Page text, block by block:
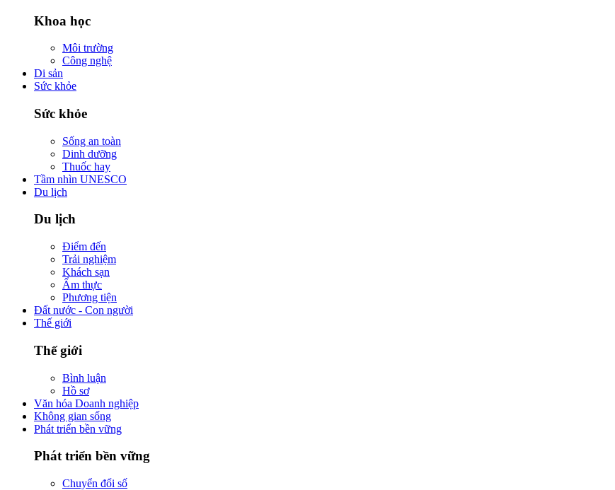
Khoa học
Môi trường
Công nghệ
Di sản
Sức khỏe
Sức khỏe
Sống an toàn
Dinh dưỡng
Thuốc hay
Tầm nhìn UNESCO
Du lịch
Du lịch
Điểm đến
Trải nghiệm
Khách sạn
Ẩm thực
Phương tiện
Đất nước - Con người
Thế giới
Thế giới
Bình luận
Hồ sơ
Văn hóa Doanh nghiệp
Không gian sống
Phát triển bền vững
Phát triển bền vững
Chuyển đổi số